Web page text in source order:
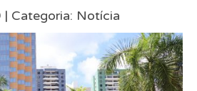
| Categoria: Notícia